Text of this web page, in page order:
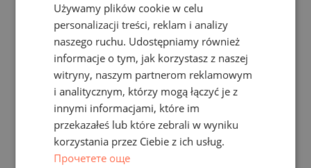
RUSSIAN
GERMAN
FRENCH
ROMANIAN
Używamy plików cookie w celu
personalizacji treści, reklam i analizy
naszego ruchu. Udostępniamy również
informacje o tym, jak korzystasz z naszej
witryny, naszym partnerom reklamowym
i analitycznym, którzy mogą łączyć je z
innymi informacjami, które im
przekazałeś lub które zebrali w wyniku
korzystania przez Ciebie z ich usług.
Прочетете още